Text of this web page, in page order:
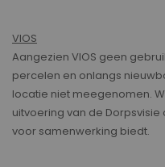
VIOS
Aangezien VIOS geen
percelen en onlangs
locatie niet meegenomen.
uitvoering van de
voor samenwerking biedt.